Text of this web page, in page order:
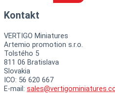
Kontakt
VERTIGO Miniatures
Artemio promotion s.r.o.
Tolstého 5
811 06 Bratislava
Slovakia
ICO: 56 620 667
E-mail: